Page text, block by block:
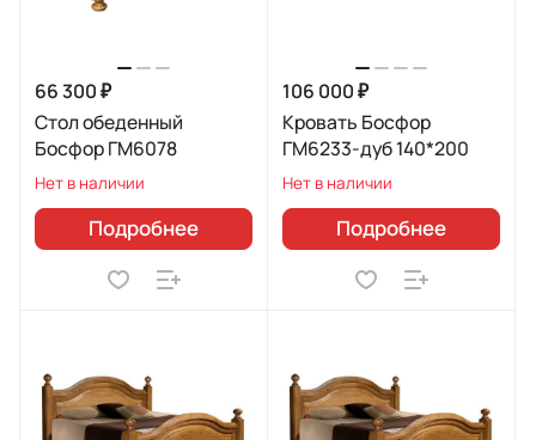
66 300 ₽
Стол обеденный
Босфор ГМ6078
Нет в наличии
Подробнее
106 000 ₽
Кровать Босфор
ГМ6233-дуб 140*200
Нет в наличии
Подробнее